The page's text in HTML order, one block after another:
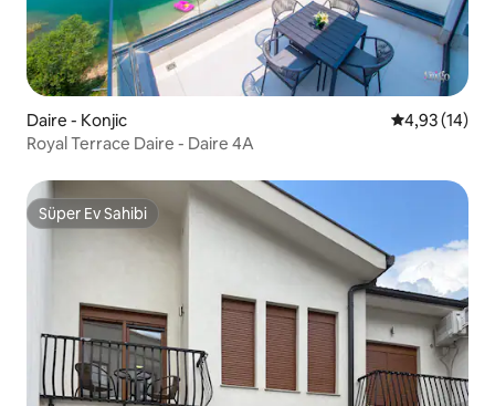
Daire - Konjic 5 üzerinden
4,93 (14)
Royal Terrace Daire - Daire 4A
Süper Ev Sahibi
Süper Ev Sahibi